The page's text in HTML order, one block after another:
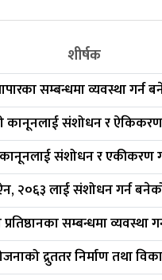
शीर्षक
सम्बन्धमा व्यवस्था
कानूनलाई संशोधन र
संशोधन र एकीकरण
२०६३ लाई संशोधन गर्न
सम्बन्धमा
द्रुततर निर्माण तथा